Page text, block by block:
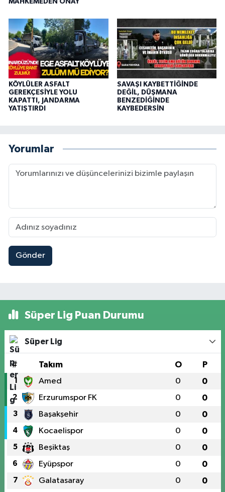
MAHKEMEDEN ONAY
KÖYLÜLER ASFALT
GEREKÇESİYLE YOLU
KAPATTI, JANDARMA
YATIŞTIRDI
SAVAŞI KAYBETTİĞİNDE
DEĞİL, DÜŞMANA
BENZEDİĞİNDE
KAYBEDERSİN
Yorumlar
Gönder
Süper Lig Puan Durumu
Süper Lig
# Takım O P
1 Amed 0 0
2 Erzurumspor FK 0 0
3 Başakşehir 0 0
4 Kocaelispor 0 0
5 Beşiktaş 0 0
6 Eyüpspor 0 0
7 Galatasaray 0 0